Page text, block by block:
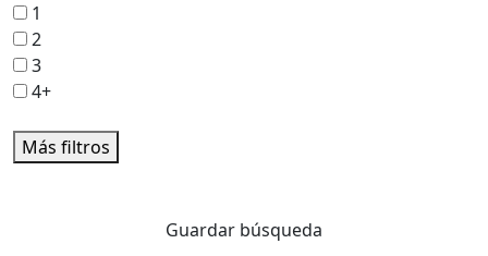
1
2
3
4+
Más filtros
Guardar búsqueda